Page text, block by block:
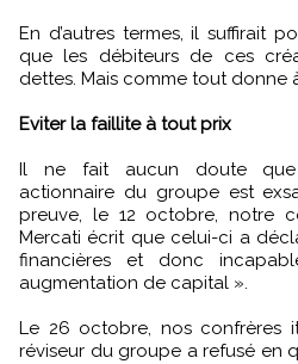
En d’autres termes, il suffirait
que les débiteurs de ces
dettes. Mais comme tout donne
Eviter la faillite à tout prix
Il ne fait aucun doute que
actionnaire du groupe est
preuve, le 12 octobre, notre
Mercati écrit que celui-ci a
financières et donc
augmentation de capital ».
Le 26 octobre, nos confrères
réviseur du groupe a refusé en